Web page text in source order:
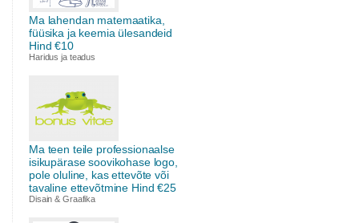
Ma lahendan matemaatika,
füüsika ja keemia ülesandeid
Hind €10
Haridus ja teadus
Ma teen teile professionaalse
isikupärase soovikohase logo,
pole oluline, kas ettevõte või
tavaline ettevõtmine Hind €25
Disain & Graafika